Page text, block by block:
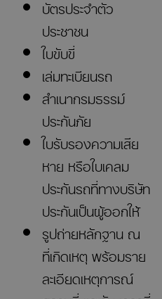
บัตรประจำตัว
ประชาชน
ใบขับขี่
เล่มทะเบียนรถ
สำเนากรมธรรม์
ประกันภัย
ใบรับรองความเสีย
หาย หรือใบเคลม
ประกันรถที่ทางบริษัท
ประกันเป็นผู้ออกให้
รูปถ่ายหลักฐาน ณ
ที่เกิดเหตุ พร้อมราย
ละเอียดเหตุการณ์